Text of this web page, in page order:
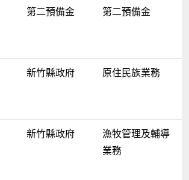
第二預備金 第二預備金
新竹縣政府 原住民族業務
新竹縣政府
漁牧管理及輔導
業務